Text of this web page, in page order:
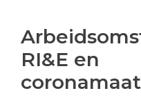
RI&E en